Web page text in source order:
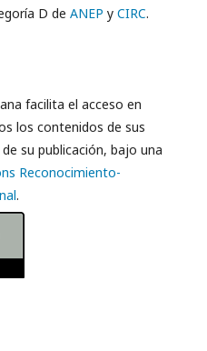
D de ANEP y CIRC.
facilita el acceso en
los contenidos de sus
su publicación, bajo una
Reconocimiento-
.